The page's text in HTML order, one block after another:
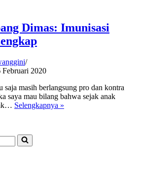
Dimas: Imunisasi
Februari 2020
saja masih berlangsung pro dan kontra
saya mau bilang bahwa sejak anak
Selengkapnya »